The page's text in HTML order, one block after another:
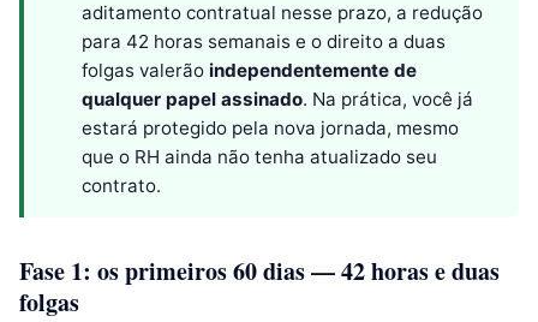
aditamento contratual nesse prazo, a redução
para 42 horas semanais e o direito a duas
folgas valerão independentemente de
qualquer papel assinado. Na prática, você já
estará protegido pela nova jornada, mesmo
que o RH ainda não tenha atualizado seu
contrato.
Fase 1: os primeiros 60 dias — 42 horas e duas
folgas